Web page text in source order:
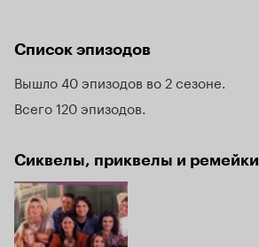
Список эпизодов
Вышло 40 эпизодов во 2 сезоне
Всего 120 эпизодов
Сиквелы, приквелы и ремейки